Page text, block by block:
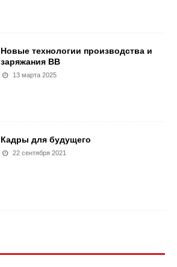
Новые технологии производства и
заряжания ВВ
13 марта 2025
Кадры для будущего
22 сентября 2021